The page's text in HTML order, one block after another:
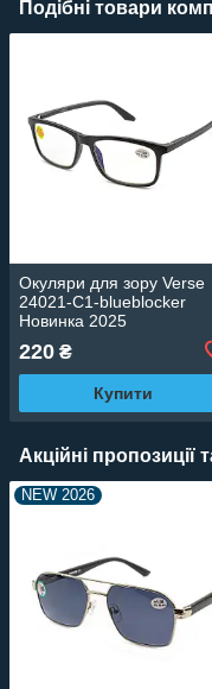
Подібні товари
Окуляри для зору Verse
24021-C1-blueblocker
Новинка 2025
220 ₴
Купити
Акційні пропозиції
NEW 2026